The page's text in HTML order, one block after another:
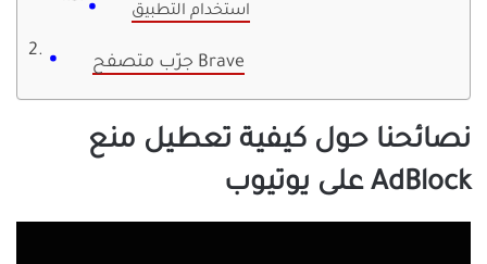
استخدام التطبيق
جرّب متصفح Brave
نصائحنا حول كيفية تعطيل منع
AdBlock على يوتيوب